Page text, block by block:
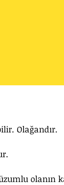
Olağandır.
olanın